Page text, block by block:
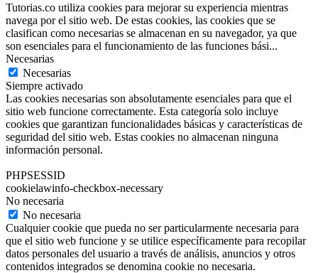
Tutorias.co utiliza cookies para mejorar su experiencia mientras
navega por el sitio web. De estas cookies, las cookies que se
clasifican como necesarias se almacenan en su navegador, ya que
son esenciales para el funcionamiento de las funciones bási...
Necesarias
Necesarias
Siempre activado
Las cookies necesarias son absolutamente esenciales para que el
sitio web funcione correctamente. Esta categoría solo incluye
cookies que garantizan funcionalidades básicas y características de
seguridad del sitio web. Estas cookies no almacenan ninguna
información personal.
PHPSESSID
cookielawinfo-checkbox-necessary
No necesaria
No necesaria
Cualquier cookie que pueda no ser particularmente necesaria para
que el sitio web funcione y se utilice específicamente para recopilar
datos personales del usuario a través de análisis, anuncios y otros
contenidos integrados se denomina cookie no necesaria.